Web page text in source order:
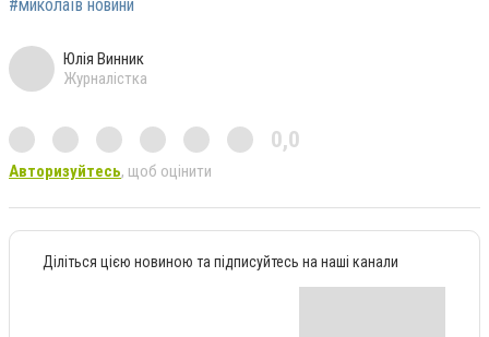
#миколаїв новини
Юлія Винник
Журналістка
0,0
Авторизуйтесь, щоб оцінити
Діліться цією новиною та підписуйтесь на наші канали